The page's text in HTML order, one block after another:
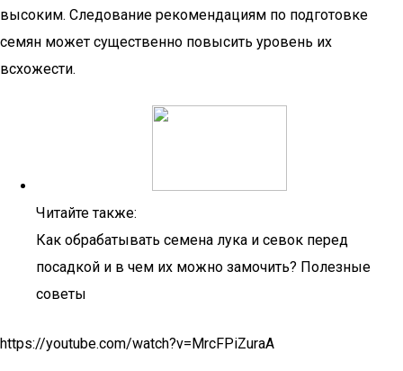
высоким. Следование рекомендациям по подготовке
семян может существенно повысить уровень их
всхожести.
Читайте также:
Как обрабатывать семена лука и севок перед
посадкой и в чем их можно замочить? Полезные
советы
https://youtube.com/watch?v=MrcFPiZuraA